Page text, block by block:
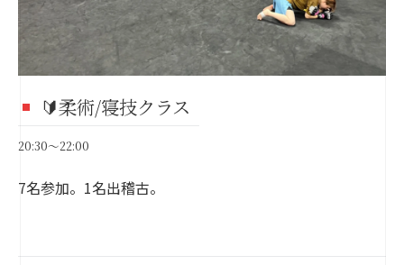
🔰柔術/寝技クラス
20:30～22:00
7名参加。1名出稽古。